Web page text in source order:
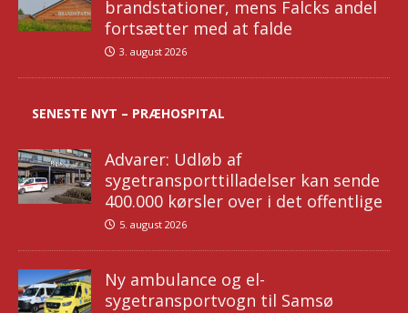
brandstationer, mens Falcks andel
fortsætter med at falde
3. august 2026
SENESTE NYT – PRÆHOSPITAL
Advarer: Udløb af
sygetransporttilladelser kan sende
400.000 kørsler over i det offentlige
5. august 2026
Ny ambulance og el-
sygetransportvogn til Samsø